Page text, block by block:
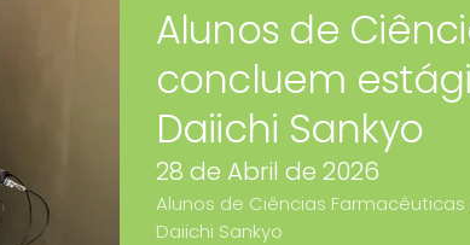
Alunos de
concluem
Daiichi Sankyo
28 de Abril de 2026
Alunos de Ciências
Daiichi Sankyo